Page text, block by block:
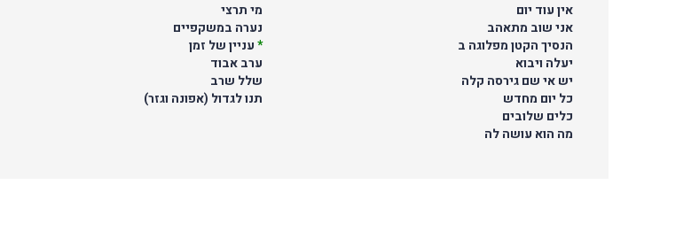
מי תרצי
נערה במשקפיים
*עניין של זמן
ערב אבוד
שלל שרב
תנו לגדול (אפונה וגזר)
אין עוד יום
אני שוב מתאהב
הנסיך הקטן מפלוגה ב
יעלה ויבוא
יש אי שם גירסה קלה
כל יום מחדש
כלים שלובים
מה הוא עושה לה